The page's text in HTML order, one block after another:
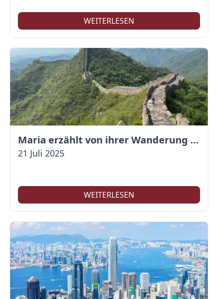
WEITERLESEN
Maria erzählt von ihrer Wanderung auf der Großen Mauer
21 Juli 2025
WEITERLESEN